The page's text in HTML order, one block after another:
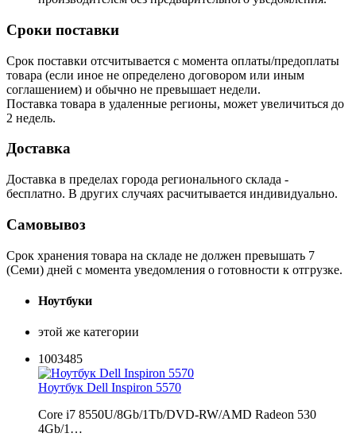
Сроки поставки
Срок поставки отсчитывается с момента оплаты/предоплаты
товара (если иное не определено договором или иным
соглашением) и обычно не превышает недели.
Поставка товара в удаленные регионы, может увеличиться до
2 недель.
Доставка
Доставка в пределах города регионального склада -
бесплатно. В других случаях расчитывается индивидуально.
Самовывоз
Срок хранения товара на складе не должен превышать 7
(Семи) дней с момента уведомления о готовности к отгрузке.
Ноутбуки
этой же категории
1003485
Ноутбук Dell Inspiron 5570
Core i7 8550U/8Gb/1Tb/DVD-RW/AMD Radeon 530
4Gb/1…